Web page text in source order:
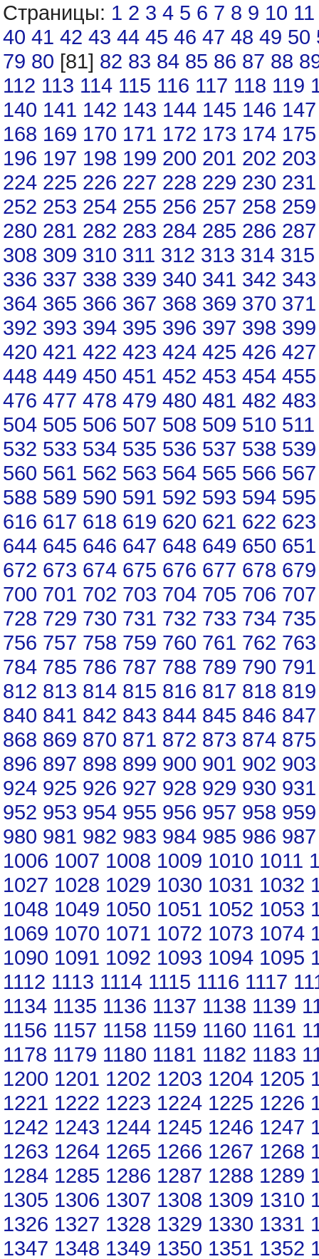
Страницы: 1 2 3 4 5 6 7 8 9 10 11
40 41 42 43 44 45 46 47 48 49 50
79 80 [81] 82 83 84 85 86 87 88
112 113 114 115 116 117 118 119
140 141 142 143 144 145 146 147
168 169 170 171 172 173 174 175
196 197 198 199 200 201 202 203
224 225 226 227 228 229 230 231
252 253 254 255 256 257 258 259
280 281 282 283 284 285 286 287
308 309 310 311 312 313 314 315
336 337 338 339 340 341 342 343
364 365 366 367 368 369 370 371
392 393 394 395 396 397 398 399
420 421 422 423 424 425 426 427
448 449 450 451 452 453 454 455
476 477 478 479 480 481 482 483
504 505 506 507 508 509 510 511
532 533 534 535 536 537 538 539
560 561 562 563 564 565 566 567
588 589 590 591 592 593 594 595
616 617 618 619 620 621 622 623
644 645 646 647 648 649 650 651
672 673 674 675 676 677 678 679
700 701 702 703 704 705 706 707
728 729 730 731 732 733 734 735
756 757 758 759 760 761 762 763
784 785 786 787 788 789 790 791
812 813 814 815 816 817 818 819
840 841 842 843 844 845 846 847
868 869 870 871 872 873 874 875
896 897 898 899 900 901 902 903
924 925 926 927 928 929 930 931
952 953 954 955 956 957 958 959
980 981 982 983 984 985 986 987
1006 1007 1008 1009 1010 1011
1027 1028 1029 1030 1031 1032
1048 1049 1050 1051 1052 1053
1069 1070 1071 1072 1073 1074
1090 1091 1092 1093 1094 1095
1112 1113 1114 1115 1116 1117
1134 1135 1136 1137 1138 1139
1156 1157 1158 1159 1160 1161
1178 1179 1180 1181 1182 1183
1200 1201 1202 1203 1204 1205
1221 1222 1223 1224 1225 1226
1242 1243 1244 1245 1246 1247
1263 1264 1265 1266 1267 1268
1284 1285 1286 1287 1288 1289
1305 1306 1307 1308 1309 1310
1326 1327 1328 1329 1330 1331
1347 1348 1349 1350 1351 1352